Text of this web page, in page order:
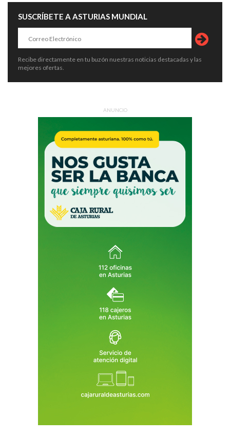
SUSCRÍBETE A ASTURIAS MUNDIAL
Recibe directamente en tu buzón nuestras noticias destacadas y las
mejores ofertas.
ANUNCIO